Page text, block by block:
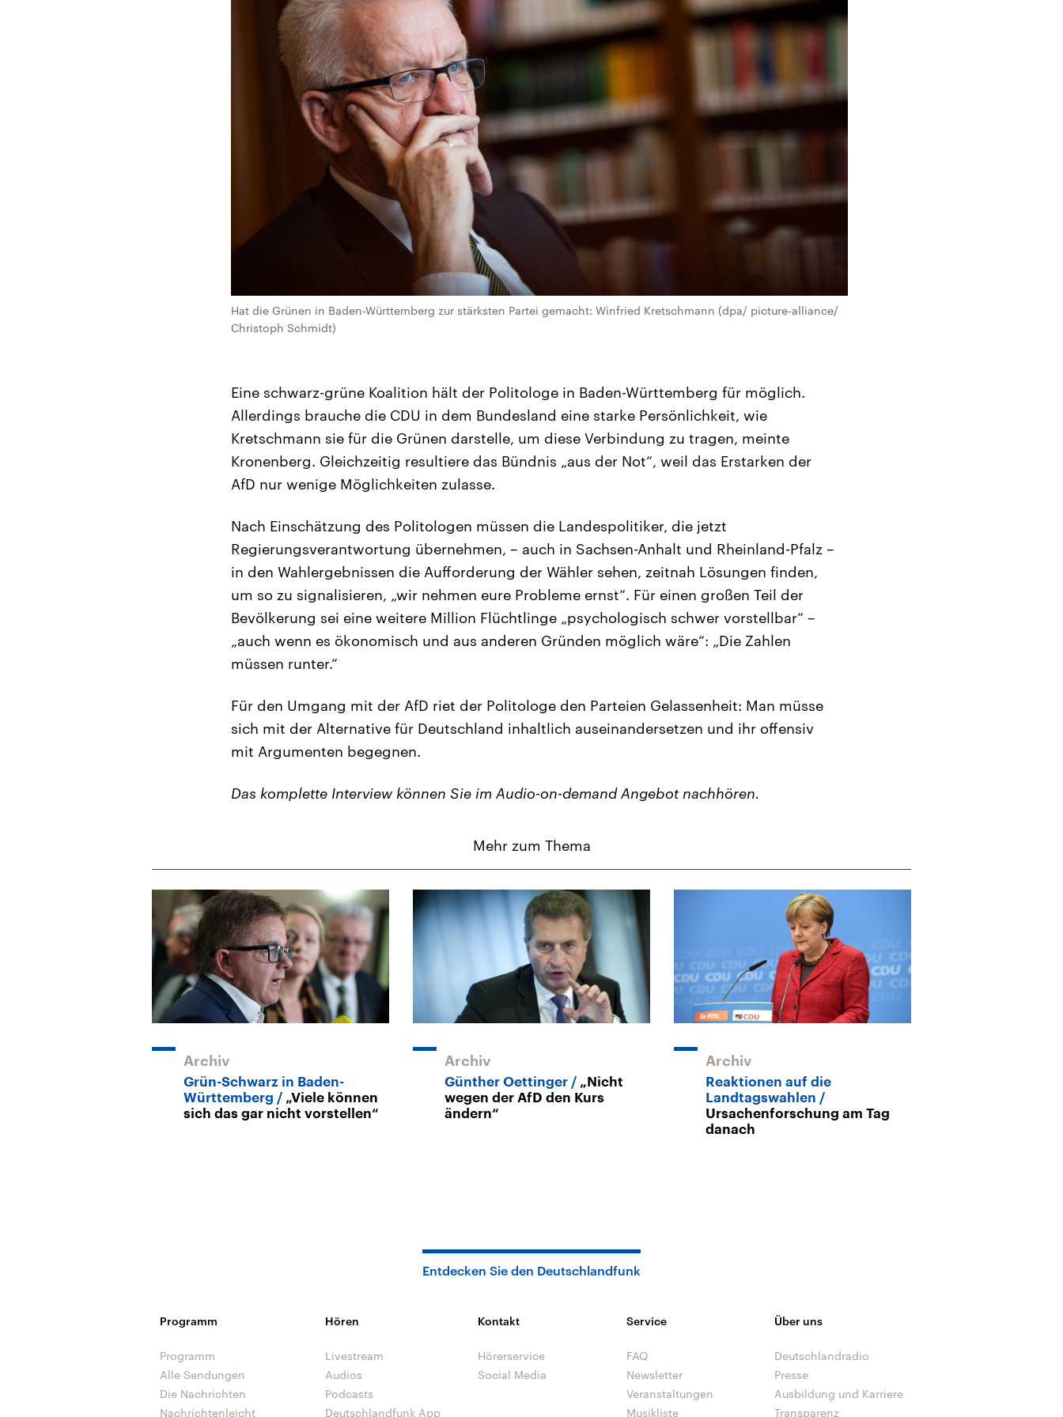
Hat die Grünen in Baden-Württemberg zur stärksten Partei gemacht: Winfried Kretschmann (dpa/ picture-alliance/
Christoph Schmidt)
Eine schwarz-grüne Koalition hält der Politologe in Baden-Württemberg für möglich.
Allerdings brauche die CDU in dem Bundesland eine starke Persönlichkeit, wie
Kretschmann sie für die Grünen darstelle, um diese Verbindung zu tragen, meinte
Kronenberg. Gleichzeitig resultiere das Bündnis „aus der Not“, weil das Erstarken der
AfD nur wenige Möglichkeiten zulasse.
Nach Einschätzung des Politologen müssen die Landespolitiker, die jetzt
Regierungsverantwortung übernehmen, – auch in Sachsen-Anhalt und Rheinland-Pfalz –
in den Wahlergebnissen die Aufforderung der Wähler sehen, zeitnah Lösungen finden,
um so zu signalisieren, „wir nehmen eure Probleme ernst“. Für einen großen Teil der
Bevölkerung sei eine weitere Million Flüchtlinge „psychologisch schwer vorstellbar“ –
„auch wenn es ökonomisch und aus anderen Gründen möglich wäre“: „Die Zahlen
müssen runter.“
Für den Umgang mit der AfD riet der Politologe den Parteien Gelassenheit: Man müsse
sich mit der Alternative für Deutschland inhaltlich auseinandersetzen und ihr offensiv
mit Argumenten begegnen.
Das komplette Interview können Sie im Audio-on-demand Angebot nachhören.
Mehr zum Thema
Archiv
Grün-Schwarz in Baden-
Württemberg
„Viele können
sich das gar nicht vorstellen“
Archiv
Günther Oettinger
„Nicht
wegen der AfD den Kurs
ändern“
Archiv
Reaktionen auf die
Landtagswahlen
Ursachenforschung am Tag
danach
Entdecken Sie den Deutschlandfunk
Programm
Programm
Alle Sendungen
Die Nachrichten
Nachrichtenleicht
Hören
Livestream
Audios
Podcasts
Deutschlandfunk App
Kontakt
Hörerservice
Social Media
Service
FAQ
Newsletter
Veranstaltungen
Musikliste
Über uns
Deutschlandradio
Presse
Ausbildung und Karriere
Transparenz